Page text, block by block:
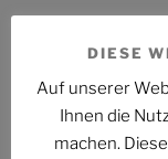
NEUESTE
PHANTUM
DIESE
Auf unserer
Ihnen die
machen.